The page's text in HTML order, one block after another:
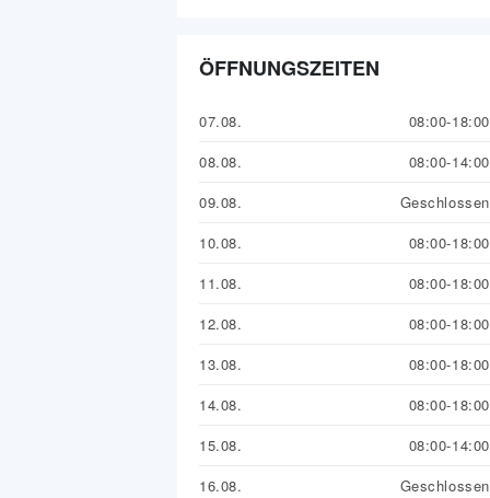
ÖFFNUNGSZEITEN
07.08.
08:00-18:00
08.08.
08:00-14:00
09.08.
Geschlossen
10.08.
08:00-18:00
11.08.
08:00-18:00
12.08.
08:00-18:00
13.08.
08:00-18:00
14.08.
08:00-18:00
15.08.
08:00-14:00
16.08.
Geschlossen